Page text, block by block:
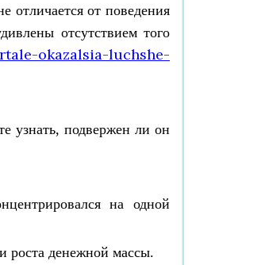
отличается от поведения
отсутствием того
okazalsia-luchshe-
узнать, подвержен ли он
на одной
роста денежной массы.